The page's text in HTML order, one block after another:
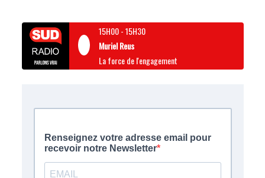
15H00-15H30
Muriel Reus
La force de l'engagement